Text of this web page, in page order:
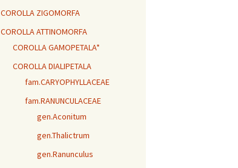
COROLLA ZIGOMORFA
COROLLA ATTINOMORFA
COROLLA GAMOPETALA*
COROLLA DIALIPETALA
fam.CARYOPHYLLACEAE
fam.RANUNCULACEAE
gen.Aconitum
gen.Thalictrum
gen.Ranunculus